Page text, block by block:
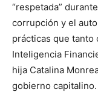
“respetada”
corrupción y el
prácticas que tanto
Inteligencia
hija Catalina
gobierno